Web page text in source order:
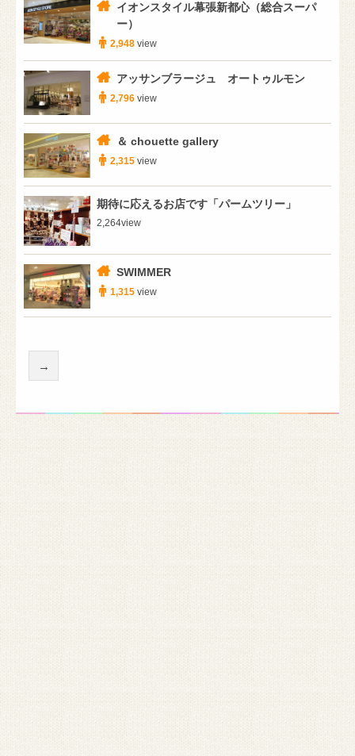
イオンスタイル幕張新都心（総合スーパ
ー）
2,948 view
アッサンブラージュ オートゥルモン
2,796 view
＆ chouette gallery
2,315 view
期待に応えるお店です「パームツリー」
2,264view
SWIMMER
1,315 view
→